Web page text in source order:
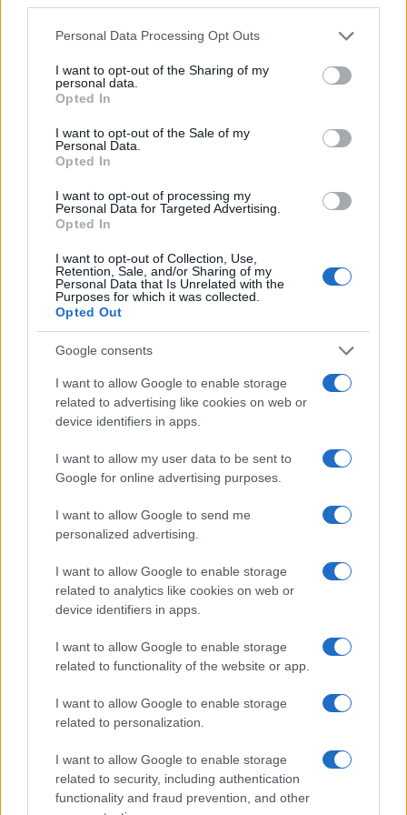
Please note that this website/app uses one or more Google
not limited to your visit or usage behaviour. You may click to
grant or deny consent to Google and its third-party tags to
use your data for below specified purposes in below Google
consent section.
Personal Data Processing Opt Outs
I want to opt-out of the Sharing of my
personal data.
Opted In
I want to opt-out of the Sale of my
Personal Data.
Opted In
I want to opt-out of processing my
Personal Data for Targeted Advertising.
Opted In
I want to opt-out of Collection, Use,
Retention, Sale, and/or Sharing of my
Personal Data that Is Unrelated with the
Purposes for which it was collected.
Opted Out
Google consents
I want to allow Google to enable storage
related to advertising like cookies on web or
device identifiers in apps.
I want to allow my user data to be sent to
Google for online advertising purposes.
I want to allow Google to send me
personalized advertising.
I want to allow Google to enable storage
related to analytics like cookies on web or
device identifiers in apps.
I want to allow Google to enable storage
related to functionality of the website or app.
I want to allow Google to enable storage
related to personalization.
I want to allow Google to enable storage
related to security, including authentication
functionality and fraud prevention, and other
Vuoi rimuovere le pubblicità nazionali?
cliccandoqui
Sei già abbonato?
Puoi effettuare l'accesso andando nella
sezioneLogindal menù del sito o
cliccandoqui
Economia Sardegna
Imprese Femminili Sardegna
Imprese Sardegna
Notizie Sardegna
Inviaci le tue segnalazioni,
i tuoi video e le tue foto